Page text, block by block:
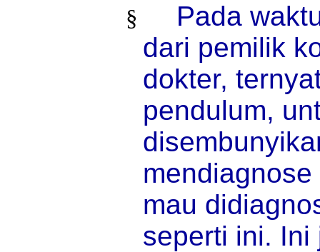
§
Pada
dari pemilik
dokter,
pendulum,
mau
seperti ini. Ini